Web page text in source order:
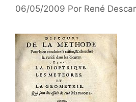
06/05/2009 Por René